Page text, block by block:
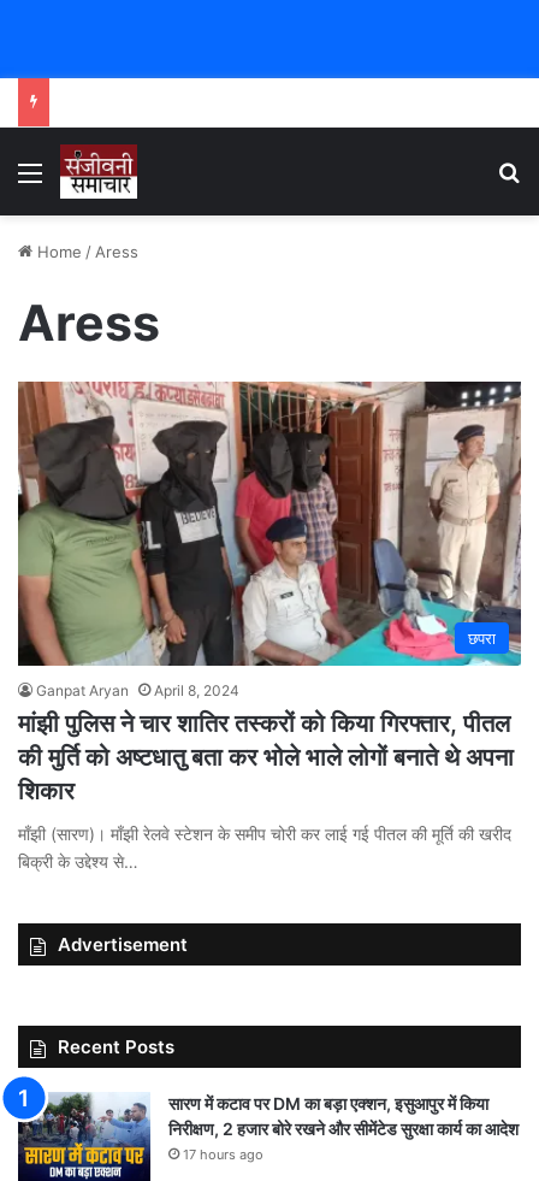
Menu
Home / Aress
Aress
छपरा
Ganpat Aryan April 8, 2024
मांझी पुलिस ने चार शातिर तस्करों को किया गिरफ्तार, पीतल
की मुर्ति को अष्टधातु बता कर भोले भाले लोगों बनाते थे अपना
शिकार
माँझी (सारण)। माँझी रेलवे स्टेशन के समीप चोरी कर लाई गई पीतल की मूर्ति की खरीद
बिक्री के उद्देश्य से…
Advertisement
Recent Posts
सारण में कटाव पर DM का बड़ा एक्शन, इसुआपुर में किया
निरीक्षण, 2 हजार बोरे रखने और सीमेंटेड सुरक्षा कार्य का आदेश
17 hours ago